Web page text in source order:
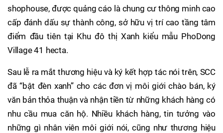
shophouse, được quảng cáo là chung cư thông minh cao
cấp đánh dấu sự thành công, sở hữu vị trí cao tầng tâm
điểm đầu tiên tại Khu đô thị Xanh kiểu mẫu PhoDong
Village 41 hecta.
Sau lễ ra mắt thương hiệu và ký kết hợp tác nói trên, SCC
đã “bật đèn xanh” cho các đơn vị môi giới chào bán, ký
văn bản thỏa thuận và nhận tiền từ những khách hàng có
nhu cầu mua căn hộ. Nhiều khách hàng, tin tưởng vào
những gì nhân viên môi giới nói, cũng như thương hiệu